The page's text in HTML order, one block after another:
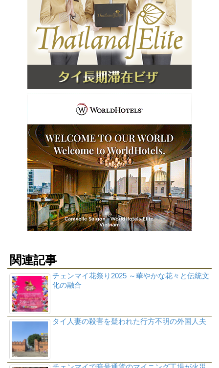
関連記事
チェンマイ花祭り2025 ～華やかな花々と伝統文
化の融合
タイ人妻の殺害を疑われた行方不明の外国人夫